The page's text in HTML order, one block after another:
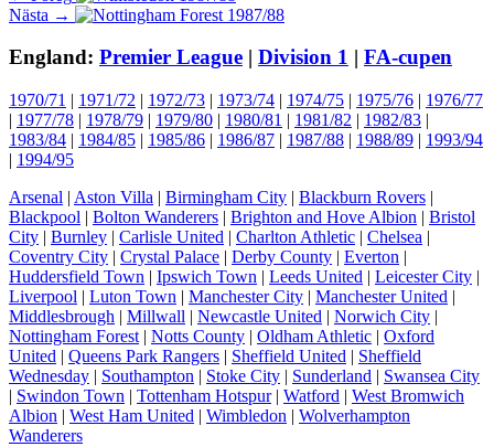
inlägg:
Nästa → Nästa
England: Premier League | Division 1 | FA-cupen
1970/71 | 1971/72 | 1972/73 | 1973/74 | 1974/75 | 1975/76 | 1976/77
| 1977/78 | 1978/79 | 1979/80 | 1980/81 | 1981/82 | 1982/83 |
1983/84 | 1984/85 | 1985/86 | 1986/87 | 1987/88 | 1988/89 | 1993/94
| 1994/95
Arsenal | Aston Villa | Birmingham City | Blackburn Rovers |
Blackpool | Bolton Wanderers | Brighton and Hove Albion | Bristol
City | Burnley | Carlisle United | Charlton Athletic | Chelsea |
Coventry City | Crystal Palace | Derby County | Everton |
Huddersfield Town | Ipswich Town | Leeds United | Leicester City |
Liverpool | Luton Town | Manchester City | Manchester United |
Middlesbrough | Millwall | Newcastle United | Norwich City |
Nottingham Forest | Notts County | Oldham Athletic | Oxford
United | Queens Park Rangers | Sheffield United | Sheffield
Wednesday | Southampton | Stoke City | Sunderland | Swansea City
| Swindon Town | Tottenham Hotspur| Watford | West Bromwich
Albion | West Ham United | Wimbledon | Wolverhampton
Wanderers